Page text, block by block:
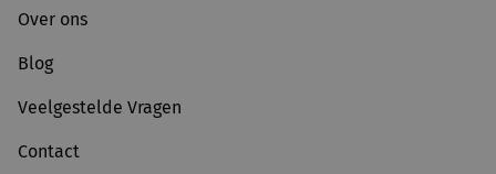
Over ons
Blog
Veelgestelde Vragen
Contact